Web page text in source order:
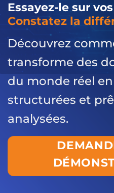
Essayez-le sur
Constatez la
Découvrez
transforme des
du monde réel
structurées et
analysées.